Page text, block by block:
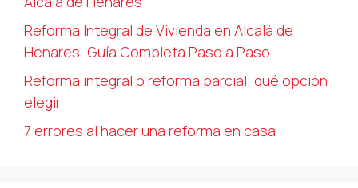
Reforma Integral de Vivienda en Alcalá de
Henares: Guía Completa Paso a Paso
Reforma integral o reforma parcial: qué opción
elegir
7 errores al hacer una reforma en casa